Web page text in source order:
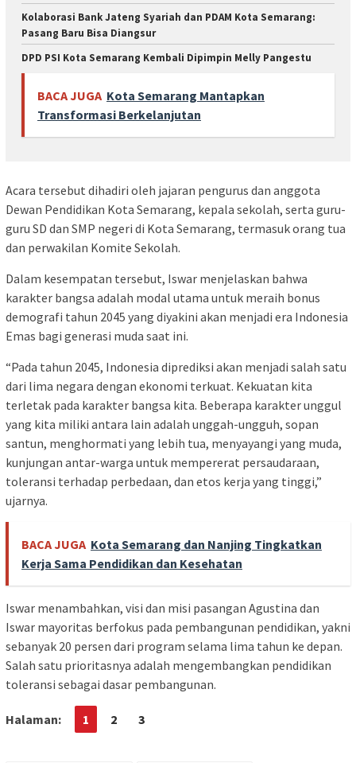
Kolaborasi Bank Jateng Syariah dan PDAM Kota Semarang:
Pasang Baru Bisa Diangsur
DPD PSI Kota Semarang Kembali Dipimpin Melly Pangestu
BACA JUGA Kota Semarang Mantapkan
Transformasi Berkelanjutan
Acara tersebut dihadiri oleh jajaran pengurus dan anggota
Dewan Pendidikan Kota Semarang, kepala sekolah, serta guru-
guru SD dan SMP negeri di Kota Semarang, termasuk orang tua
dan perwakilan Komite Sekolah.
Dalam kesempatan tersebut, Iswar menjelaskan bahwa
karakter bangsa adalah modal utama untuk meraih bonus
demografi tahun 2045 yang diyakini akan menjadi era Indonesia
Emas bagi generasi muda saat ini.
“Pada tahun 2045, Indonesia diprediksi akan menjadi salah satu
dari lima negara dengan ekonomi terkuat. Kekuatan kita
terletak pada karakter bangsa kita. Beberapa karakter unggul
yang kita miliki antara lain adalah unggah-ungguh, sopan
santun, menghormati yang lebih tua, menyayangi yang muda,
kunjungan antar-warga untuk mempererat persaudaraan,
toleransi terhadap perbedaan, dan etos kerja yang tinggi,”
ujarnya.
BACA JUGA Kota Semarang dan Nanjing Tingkatkan
Kerja Sama Pendidikan dan Kesehatan
Iswar menambahkan, visi dan misi pasangan Agustina dan
Iswar mayoritas berfokus pada pembangunan pendidikan, yakni
sebanyak 20 persen dari program selama lima tahun ke depan.
Salah satu prioritasnya adalah mengembangkan pendidikan
toleransi sebagai dasar pembangunan.
Halaman: 1 2 3